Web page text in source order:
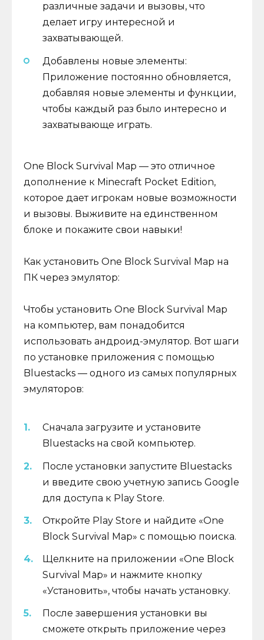
различные задачи и вызовы, что
делает игру интересной и
захватывающей.
Добавлены новые элементы:
Приложение постоянно обновляется,
добавляя новые элементы и функции,
чтобы каждый раз было интересно и
захватывающе играть.
One Block Survival Map — это отличное
дополнение к Minecraft Pocket Edition,
которое дает игрокам новые возможности
и вызовы. Выживите на единственном
блоке и покажите свои навыки!
Как установить One Block Survival Map на
ПК через эмулятор:
Чтобы установить One Block Survival Map
на компьютер, вам понадобится
использовать андроид-эмулятор. Вот шаги
по установке приложения с помощью
Bluestacks — одного из самых популярных
эмуляторов:
Сначала загрузите и установите
Bluestacks на свой компьютер.
После установки запустите Bluestacks
и введите свою учетную запись Google
для доступа к Play Store.
Откройте Play Store и найдите «One
Block Survival Map» с помощью поиска.
Щелкните на приложении «One Block
Survival Map» и нажмите кнопку
«Установить», чтобы начать установку.
После завершения установки вы
сможете открыть приложение через